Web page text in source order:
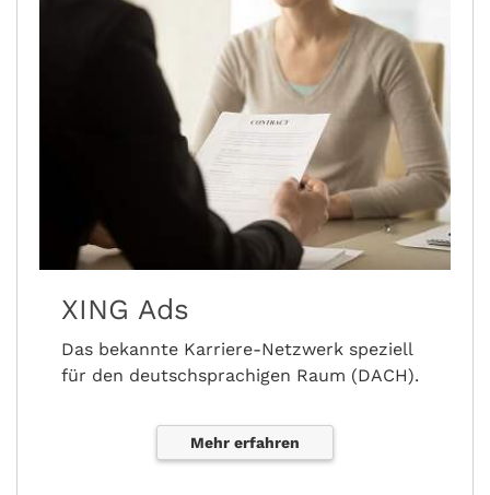
XING Ads
Das bekannte Karriere-Netzwerk speziell
für den deutschsprachigen Raum (DACH).
Mehr erfahren